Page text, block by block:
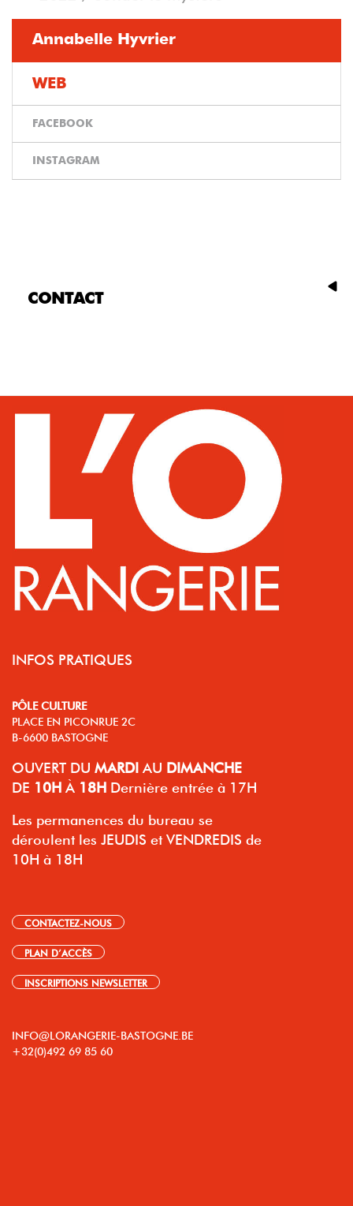
Annabelle Hyvrier
WEB
FACEBOOK
INSTAGRAM
CONTACT
INFOS PRATIQUES
PÔLE CULTURE
PLACE EN PICONRUE 2C
B-6600 BASTOGNE
OUVERT DU MARDI AU DIMANCHE
DE 10H À 18H Dernière entrée à 17H
Les permanences du bureau se
déroulent les JEUDIS et VENDREDIS de
10H à 18H
CONTACTEZ-NOUS
PLAN D’ACCÈS
INSCRIPTIONS NEWSLETTER
INFO@LORANGERIE-BASTOGNE.BE
+32(0)492 69 85 60